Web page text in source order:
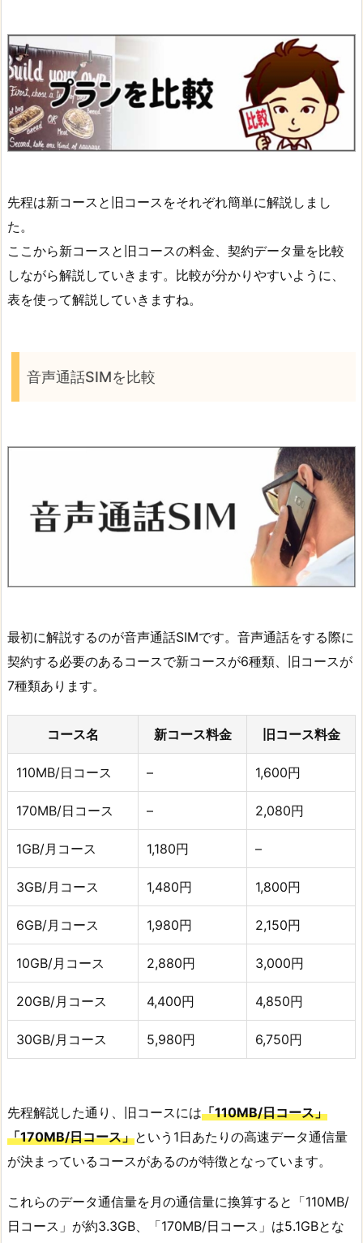
先程は新コースと旧コースをそれぞれ簡単に解説しまし
た。
ここから新コースと旧コースの料金、契約データ量を比較
しながら解説していきます。比較が分かりやすいように、
表を使って解説していきますね。
音声通話SIMを比較
最初に解説するのが音声通話SIMです。音声通話をする際に
契約する必要のあるコースで新コースが6種類、旧コースが
7種類あります。
コース名 新コース料金 旧コース料金
110MB/日コース – 1,600円
170MB/日コース – 2,080円
1GB/月コース 1,180円 –
3GB/月コース 1,480円 1,800円
6GB/月コース 1,980円 2,150円
10GB/月コース 2,880円 3,000円
20GB/月コース 4,400円 4,850円
30GB/月コース 5,980円 6,750円
先程解説した通り、旧コースには「110MB/日コース」
「170MB/日コース」という1日あたりの高速データ通信量
が決まっているコースがあるのが特徴となっています。
これらのデータ通信量を月の通信量に換算すると「110MB/
日コース」が約3.3GB、「170MB/日コース」は5.1GBとな